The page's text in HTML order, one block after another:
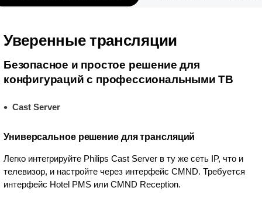
Уверенные трансляции
Безопасное и простое решение для
конфигураций с профессиональными ТВ
Cast Server
Универсальное решение для трансляций
Легко интегрируйте Philips Cast Server в ту же сеть IP, что и
телевизор, и настройте через интерфейс CMND. Требуется
интерфейс Hotel PMS или CMND Reception.